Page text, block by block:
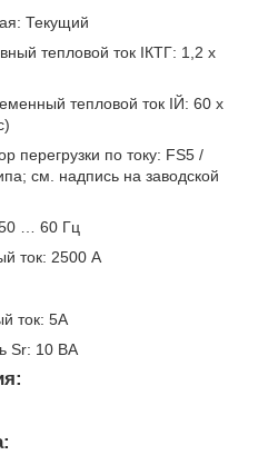
Текущий
тепловой ток IКТГ: 1,2 х
тепловой ток IЙ: 60 х
перегрузки по току: FS5 /
см. надпись на заводской
… 60 Гц
ток: 2500 А
ток: 5A
Sr: 10 ВА